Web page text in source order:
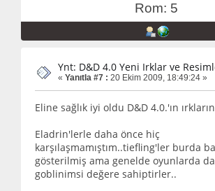
Rom: 5
Ynt: D&D 4.0 Yeni Irklar ve
« Yanıtla #7 : 20 Ekim 2009, 18:49:24 »
Eline sağlık iyi oldu D&D 4.0.'ın
Eladrin'lerle daha önce hiç
karşılaşmamıştım..tiefling'ler burda
gösterilmiş ama genelde oyunlarda
goblinimsi değere sahiptirler..